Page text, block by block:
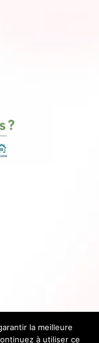
la meilleure
à utiliser ce